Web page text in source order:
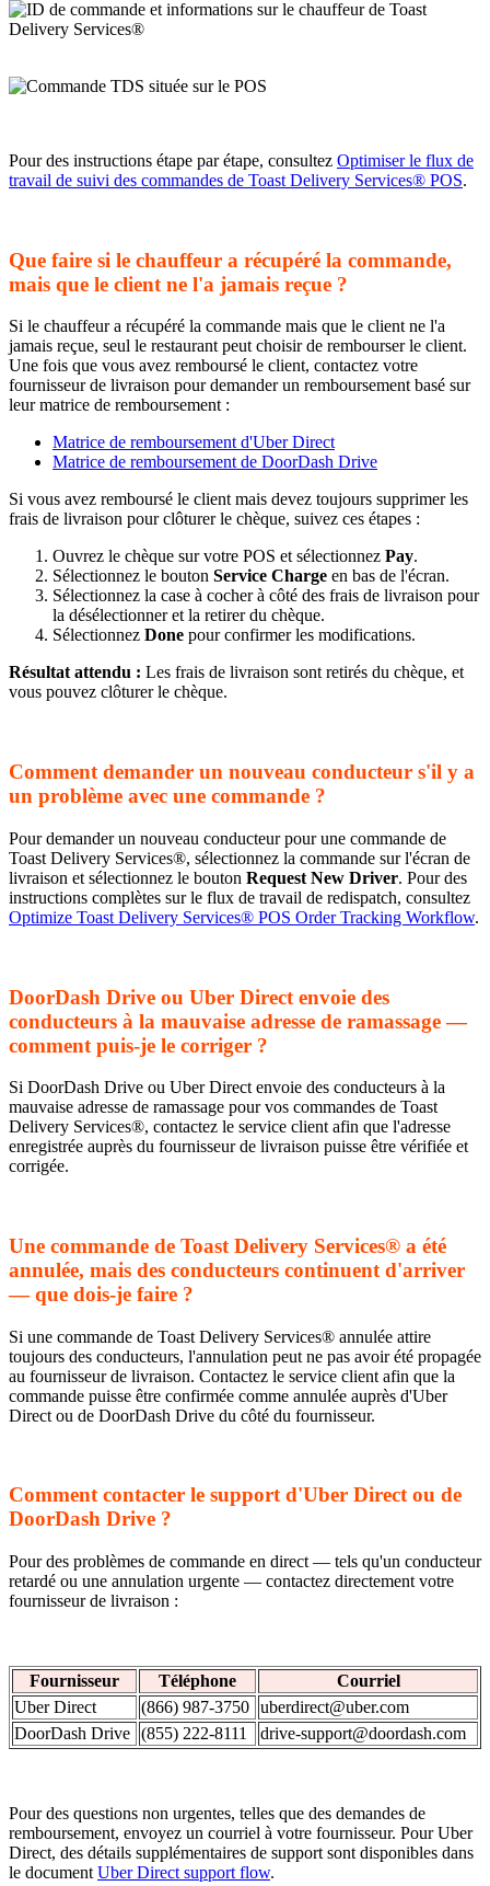
Pour des instructions étape par étape, consultez Optimiser le flux de
travail de suivi des commandes de Toast Delivery Services® POS.
Que faire si le chauffeur a récupéré la commande,
mais que le client ne l'a jamais reçue ?
Si le chauffeur a récupéré la commande mais que le client ne l'a
jamais reçue, seul le restaurant peut choisir de rembourser le client.
Une fois que vous avez remboursé le client, contactez votre
fournisseur de livraison pour demander un remboursement basé sur
leur matrice de remboursement :
Matrice de remboursement d'Uber Direct
Matrice de remboursement de DoorDash Drive
Si vous avez remboursé le client mais devez toujours supprimer les
frais de livraison pour clôturer le chèque, suivez ces étapes :
Ouvrez le chèque sur votre POS et sélectionnez Pay.
Sélectionnez le bouton Service Charge en bas de l'écran.
Sélectionnez la case à cocher à côté des frais de livraison pour
la désélectionner et la retirer du chèque.
Sélectionnez Done pour confirmer les modifications.
Résultat attendu : Les frais de livraison sont retirés du chèque, et
vous pouvez clôturer le chèque.
Comment demander un nouveau conducteur s'il y a
un problème avec une commande ?
Pour demander un nouveau conducteur pour une commande de
Toast Delivery Services®, sélectionnez la commande sur l'écran de
livraison et sélectionnez le bouton Request New Driver. Pour des
instructions complètes sur le flux de travail de redispatch, consultez
Optimize Toast Delivery Services® POS Order Tracking Workflow.
DoorDash Drive ou Uber Direct envoie des
conducteurs à la mauvaise adresse de ramassage —
comment puis-je le corriger ?
Si DoorDash Drive ou Uber Direct envoie des conducteurs à la
mauvaise adresse de ramassage pour vos commandes de Toast
Delivery Services®, contactez le service client afin que l'adresse
enregistrée auprès du fournisseur de livraison puisse être vérifiée et
corrigée.
Une commande de Toast Delivery Services® a été
annulée, mais des conducteurs continuent d'arriver
— que dois-je faire ?
Si une commande de Toast Delivery Services® annulée attire
toujours des conducteurs, l'annulation peut ne pas avoir été propagée
au fournisseur de livraison. Contactez le service client afin que la
commande puisse être confirmée comme annulée auprès d'Uber
Direct ou de DoorDash Drive du côté du fournisseur.
Comment contacter le support d'Uber Direct ou de
DoorDash Drive ?
Pour des problèmes de commande en direct — tels qu'un conducteur
retardé ou une annulation urgente — contactez directement votre
fournisseur de livraison :
Fournisseur Téléphone
Courriel
Uber Direct
(866) 987-3750 uberdirect@uber.com
DoorDash Drive (855) 222-8111 drive-support@doordash.com
Pour des questions non urgentes, telles que des demandes de
remboursement, envoyez un courriel à votre fournisseur. Pour Uber
Direct, des détails supplémentaires de support sont disponibles dans
le document Uber Direct support flow.